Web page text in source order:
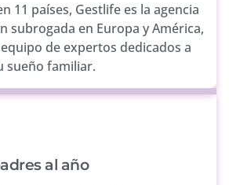
11 países, Gestlife es la agencia
subrogada en Europa y América,
de expertos dedicados a
sueño familiar.
al año